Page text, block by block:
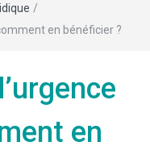
/
en bénéficier ?
en